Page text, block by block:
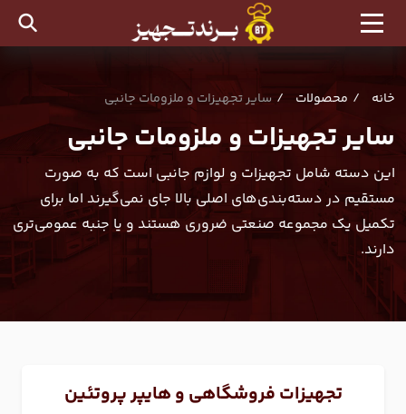
خانه محصولات سایر تجهیزات و ملزومات جانبی
سایر تجهیزات و ملزومات جانبی
این دسته شامل تجهیزات و لوازم جانبی است که به صورت
مستقیم در دسته‌بندی‌های اصلی بالا جای نمی‌گیرند اما برای
تکمیل یک مجموعه صنعتی ضروری هستند و یا جنبه عمومی‌تری
دارند.
تجهیزات فروشگاهی و هایپر پروتئین